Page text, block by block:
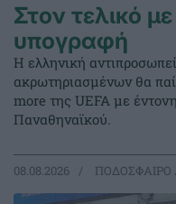
Στον τελικό
υπογραφή
Η ελληνική
ακρωτηριασμένων θα
more της UEFA με
Παναθηναϊκού.
08.08.2026